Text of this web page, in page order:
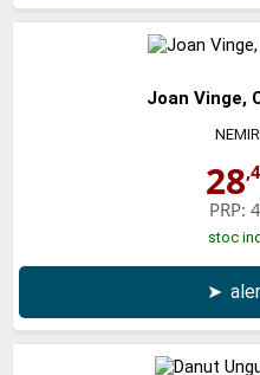
Joan Vinge,
28
PRP:
stoc
➤